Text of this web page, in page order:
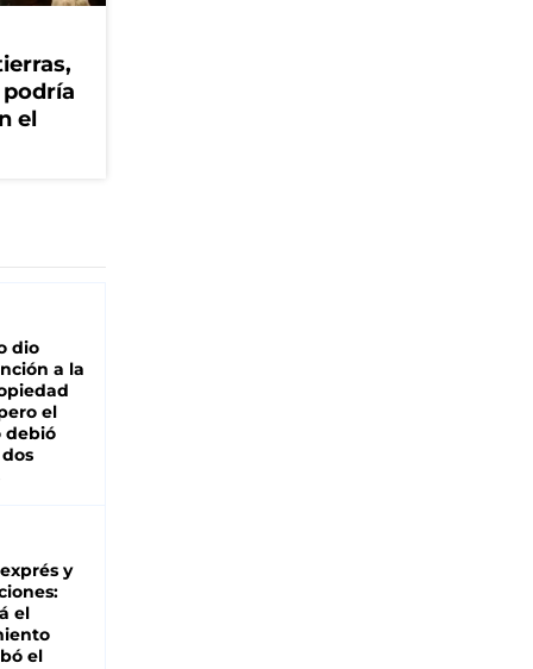
el
dio
a la
el
debió
y
el
el